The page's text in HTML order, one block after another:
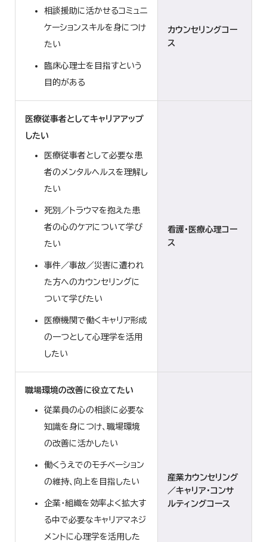
相談援助に活かせるコミュニ
ケーションスキルを身につけ
たい
臨床心理士を目指すという
目的がある
カウンセリングコー
ス
医療従事者としてキャリアアップ
したい
医療従事者として必要な患
者のメンタルヘルスを理解し
たい
死別／トラウマを抱えた患
者の心のケアについて学び
たい
事件／事故／災害に遭われ
た方へのカウンセリングに
ついて学びたい
医療機関で働くキャリア形成
の一つとして心理学を活用
したい
看護・医療心理コー
ス
職場環境の改善に役立てたい
従業員の心の相談に必要な
知識を身につけ、職場環境
の改善に活かしたい
働くうえでのモチベーション
の維持、向上を目指したい
企業・組織を効率よく拡大す
る中で必要なキャリアマネジ
メントに心理学を活用した
産業カウンセリング
／キャリア・コンサ
ルティングコース